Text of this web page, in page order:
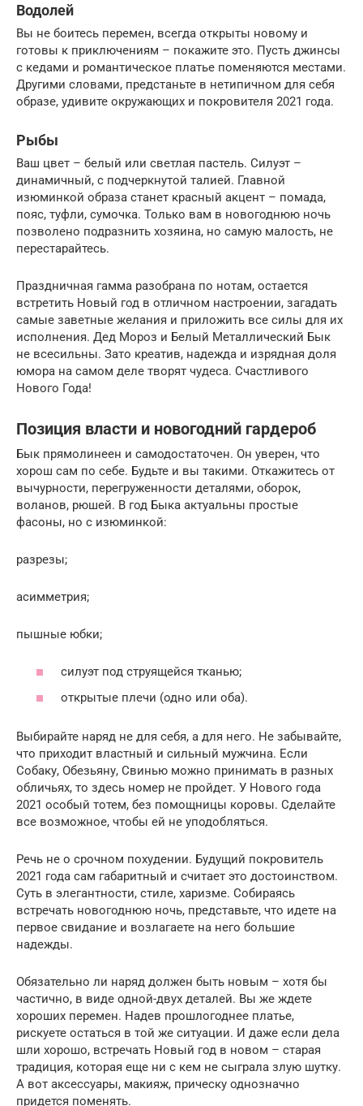
Водолей
Вы не боитесь перемен, всегда открыты новому и
готовы к приключениям – покажите это. Пусть джинсы
с кедами и романтическое платье поменяются местами.
Другими словами, предстаньте в нетипичном для себя
образе, удивите окружающих и покровителя 2021 года.
Рыбы
Ваш цвет – белый или светлая пастель. Силуэт –
динамичный, с подчеркнутой талией. Главной
изюминкой образа станет красный акцент – помада,
пояс, туфли, сумочка. Только вам в новогоднюю ночь
позволено подразнить хозяина, но самую малость, не
перестарайтесь.
Праздничная гамма разобрана по нотам, остается
встретить Новый год в отличном настроении, загадать
самые заветные желания и приложить все силы для их
исполнения. Дед Мороз и Белый Металлический Бык
не всесильны. Зато креатив, надежда и изрядная доля
юмора на самом деле творят чудеса. Счастливого
Нового Года!
Позиция власти и новогодний гардероб
Бык прямолинеен и самодостаточен. Он уверен, что
хорош сам по себе. Будьте и вы такими. Откажитесь от
вычурности, перегруженности деталями, оборок,
воланов, рюшей. В год Быка актуальны простые
фасоны, но с изюминкой:
разрезы;
асимметрия;
пышные юбки;
силуэт под струящейся тканью;
открытые плечи (одно или оба).
Выбирайте наряд не для себя, а для него. Не забывайте,
что приходит властный и сильный мужчина. Если
Собаку, Обезьяну, Свинью можно принимать в разных
обличьях, то здесь номер не пройдет. У Нового года
2021 особый тотем, без помощницы коровы. Сделайте
все возможное, чтобы ей не уподобляться.
Речь не о срочном похудении. Будущий покровитель
2021 года сам габаритный и считает это достоинством.
Суть в элегантности, стиле, харизме. Собираясь
встречать новогоднюю ночь, представьте, что идете на
первое свидание и возлагаете на него большие
надежды.
Обязательно ли наряд должен быть новым – хотя бы
частично, в виде одной-двух деталей. Вы же ждете
хороших перемен. Надев прошлогоднее платье,
рискуете остаться в той же ситуации. И даже если дела
шли хорошо, встречать Новый год в новом – старая
традиция, которая еще ни с кем не сыграла злую шутку.
А вот аксессуары, макияж, прическу однозначно
придется поменять.